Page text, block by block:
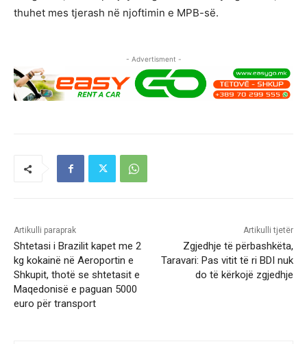
thuhet mes tjerash në njoftimin e MPB-së.
- Advertisment -
Artikulli paraprak
Shtetasi i Brazilit kapet me 2
kg kokainë në Aeroportin e
Shkupit, thotë se shtetasit e
Maqedonisë e paguan 5000
euro për transport
Artikulli tjetër
Zgjedhje të përbashkëta,
Taravari: Pas vitit të ri BDI nuk
do të kërkojë zgjedhje